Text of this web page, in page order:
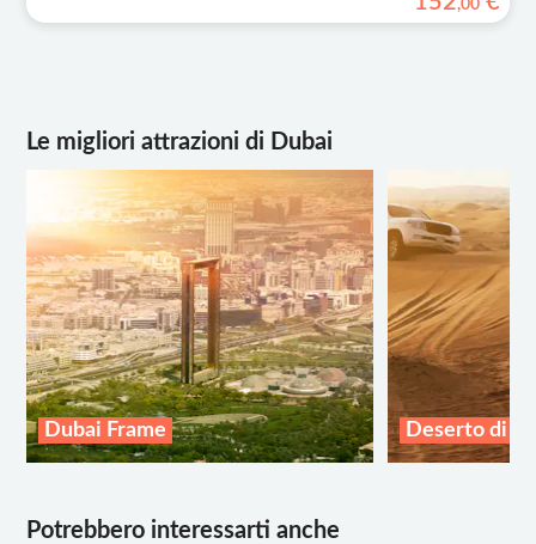
,00
Le migliori attrazioni di Dubai
Dubai Frame Deserto di
Potrebbero interessarti anche